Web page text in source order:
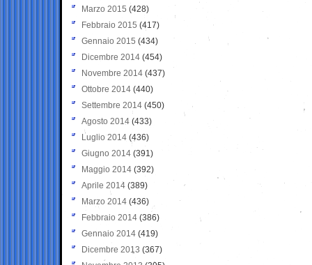
Marzo 2015 (428)
Febbraio 2015 (417)
Gennaio 2015 (434)
Dicembre 2014 (454)
Novembre 2014 (437)
Ottobre 2014 (440)
Settembre 2014 (450)
Agosto 2014 (433)
Luglio 2014 (436)
Giugno 2014 (391)
Maggio 2014 (392)
Aprile 2014 (389)
Marzo 2014 (436)
Febbraio 2014 (386)
Gennaio 2014 (419)
Dicembre 2013 (367)